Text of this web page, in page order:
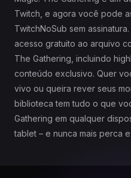
Twitch, e agora você pode
TwitchNoSub sem
acesso gratuito ao arquivo
The Gathering, incluindo
conteúdo exclusivo. Quer
vivo ou queira rever seus
biblioteca tem tudo o que
Gathering em qualquer
tablet – e nunca mais perca